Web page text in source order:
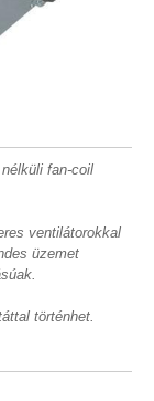
fan-coil
ventilátorokkal
üzemet
történhet.